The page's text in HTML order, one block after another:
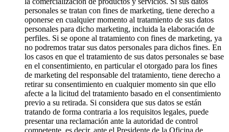
personales se tratan con fines de marketing, tiene derecho a
oponerse en cualquier momento al tratamiento de sus datos
personales para dicho marketing, incluida la elaboración de
perfiles. Si se opone al tratamiento con fines de marketing, ya
no podremos tratar sus datos personales para dichos fines. En
los casos en que el tratamiento de sus datos personales se base
en el consentimiento, en particular el otorgado para los fines
de marketing del responsable del tratamiento, tiene derecho a
retirar su consentimiento en cualquier momento sin que ello
afecte a la licitud del tratamiento basado en el consentimiento
previo a su retirada. Si considera que sus datos se están
tratando de forma contraria a los requisitos legales, puede
presentar una reclamación ante la autoridad de control
competente, es decir, ante el Presidente de la Oficina de